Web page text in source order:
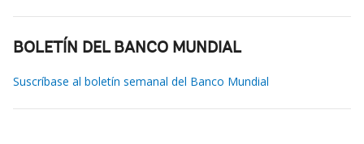
BOLETÍN DEL BANCO MUNDIAL
Suscríbase al boletín semanal del Banco Mundial